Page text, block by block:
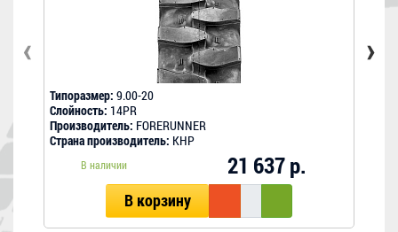
Типоразмер: 9.00-20
Слойность: 14PR
Производитель: FORERUNNER
Страна производитель: КНР
В наличии 21 637 р.
В корзину
‹ ›